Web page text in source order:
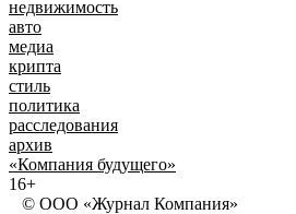
недвижимость
авто
медиа
крипта
стиль
политика
расследования
архив
«Компания будущего»
16+
© ООО «Журнал Компания»